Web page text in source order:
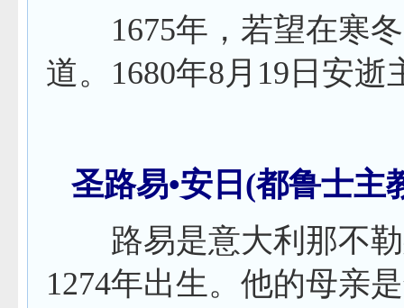
1675年，若望在寒
道。 1680年8月 19 日 安逝
圣路易•安日 (都鲁士主
路易是意大利那不勒
1274年出生。他的母亲